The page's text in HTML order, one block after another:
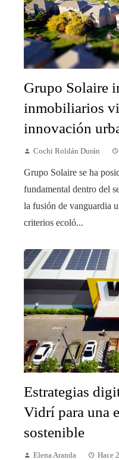
Grupo Solaire
inmobiliarios
innovación
Cochi Roldán Durán
Grupo Solaire se ha
fundamental dentro del
la fusión de vanguardia
criterios ecoló...
Estrategias
Vidrí para una
sostenible
Elena Aranda Hace